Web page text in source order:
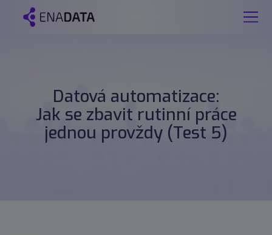
Datová automatizace:
Jak se zbavit rutinní práce
jednou provždy (Test 5)